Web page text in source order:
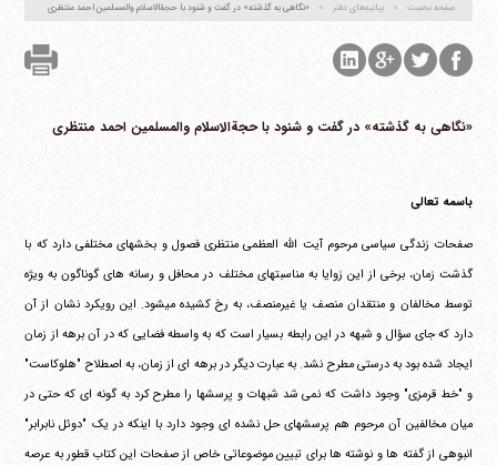
صفحه نخست بیانیه‌های دفتر «نگاهی به گذشته» در گفت و شنود با حجةالاسلام والمسلمین احمد منتظری
«نگاهی به گذشته» در گفت و شنود با حجةالاسلام والمسلمین احمد منتظری
باسمه تعالی
صفحات زندگی سیاسی مرحوم آیت الله العظمی منتظری فصول و بخشهای مختلفی دارد که با
گذشت زمان، برخی از این زوایا به مناسبتهای مختلف در محافل و رسانه های گوناگون به ویژه
توسط مخالفان و منتقدان منصف یا غیرمنصف، به رخ کشیده میشود. این رویکرد نشان از آن
دارد که جای سؤال و شبهه در این رابطه بسیار است که به واسطه فضایی که در آن برهه از زمان
ایجاد شده بود به درستی مطرح نشد. به عبارت دیگر در برهه ای از زمان، به اصطلاح "هلوکاست"
و "خط قرمزی" وجود داشت که نمی شد شبهات و پرسشها را مطرح کرد به گونه ای که حتی در
میان مخالفین آن مرحوم هم پرسشهای حل نشده ای وجود دارد با اینکه در یک "دوئل نابرابر"
انبوهی از گفته ها و نوشته ها برای تبیین موضوعاتی خاص از صفحات این کتاب قطور به عرصه